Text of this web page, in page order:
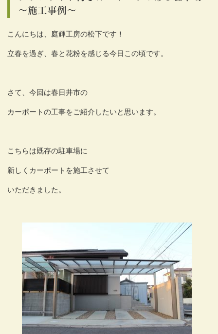
～施工事例～
こんにちは、庭輝工房の松下です！
立春を過ぎ、春と花粉を感じる今日この頃です。
さて、今回は春日井市の
カーポートの工事をご紹介したいと思います。
こちらは既存の駐車場に
新しくカーポートを施工させて
いただきました。